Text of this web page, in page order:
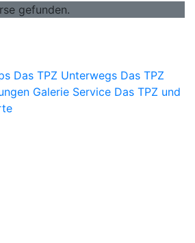
gefunden.
Das TPZ Unterwegs Das TPZ
Galerie Service Das TPZ und